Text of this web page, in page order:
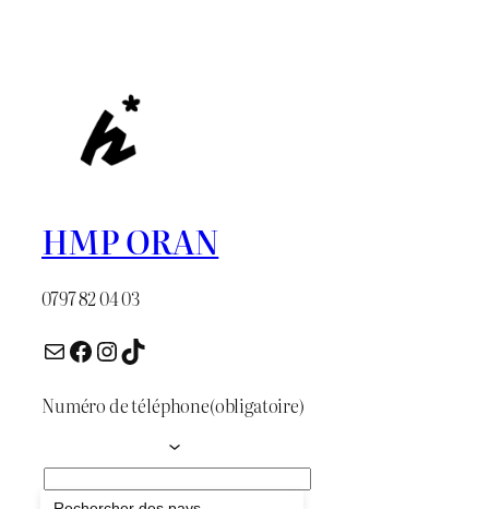
HMP ORAN
0797 82 04 03
E-mail Facebook InstagramTikTok
Numéro de téléphone(obligatoire)